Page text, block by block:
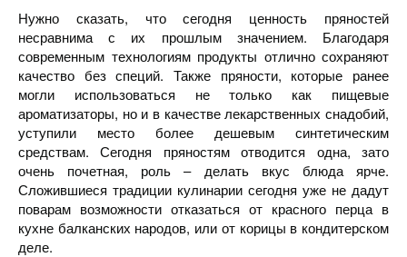
Нужно сказать, что сегодня ценность пряностей
несравнима с их прошлым значением. Благодаря
современным технологиям продукты отлично сохраняют
качество без специй. Также пряности, которые ранее
могли использоваться не только как пищевые
ароматизаторы, но и в качестве лекарственных снадобий,
уступили место более дешевым синтетическим
средствам. Сегодня пряностям отводится одна, зато
очень почетная, роль – делать вкус блюда ярче.
Сложившиеся традиции кулинарии сегодня уже не дадут
поварам возможности отказаться от красного перца в
кухне балканских народов, или от корицы в кондитерском
деле.